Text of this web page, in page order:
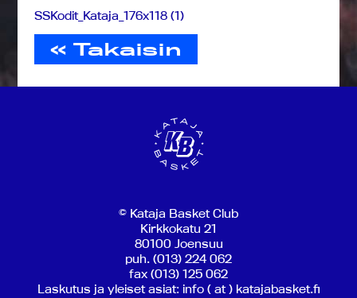
SSKodit_Kataja_176x118 (1)
« Takaisin
© Kataja Basket Club
Kirkkokatu 21
80100 Joensuu
puh. (013) 224 062
fax (013) 125 062
Laskutus ja yleiset asiat: info ( at ) katajabasket.fi